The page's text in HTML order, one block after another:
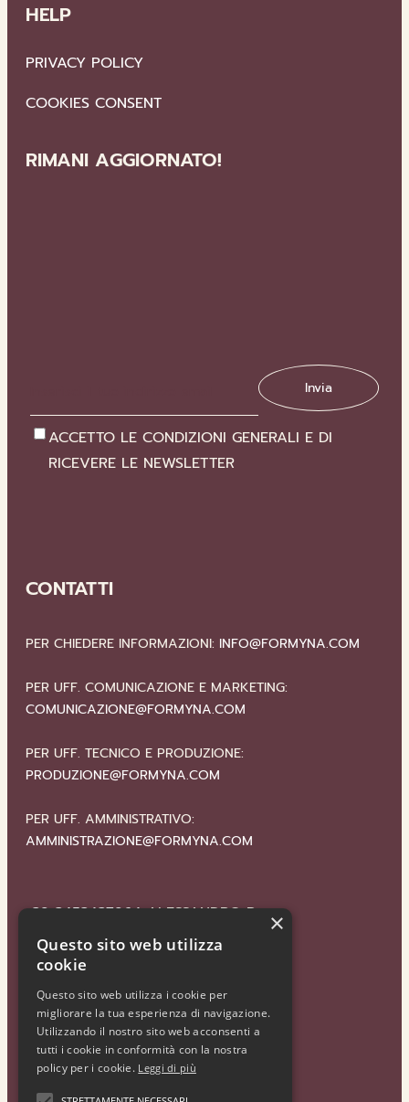
HELP
PRIVACY POLICY
COOKIES CONSENT
RIMANI AGGIORNATO!
ACCETTO LE CONDIZIONI GENERALI E DI
RICEVERE LE NEWSLETTER
CONTATTI
PER CHIEDERE INFORMAZIONI: INFO@FORMYNA.COM
PER UFF. COMUNICAZIONE E MARKETING:
COMUNICAZIONE@FORMYNA.COM
PER UFF. TECNICO E PRODUZIONE:
PRODUZIONE@FORMYNA.COM
PER UFF. AMMINISTRATIVO:
AMMINISTRAZIONE@FORMYNA.COM
+39 3453437964ALESSANDRO P
+39 3477389775
SEGUICI
×
Questo sito web utilizza
cookie
Questo sito web utilizza i cookie per
migliorare la tua esperienza di navigazione.
Utilizzando il nostro sito web acconsenti a
tutti i cookie in conformità con la nostra
policy per i cookie. Leggi di più